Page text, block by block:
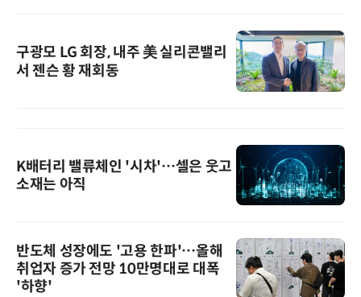
구광모 LG 회장, 내주 美 실리콘밸리
서 젠슨 황 재회동
K배터리 밸류체인 '시차'…셀은 웃고
소재는 아직
반도체 성장에도 '고용 한파'…올해
취업자 증가 전망 10만명대로 대폭
'하향'